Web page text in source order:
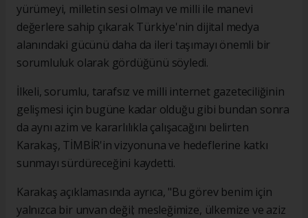
yürümeyi, milletin sesi olmayı ve milli ile manevi
değerlere sahip çıkarak Türkiye'nin dijital medya
alanındaki gücünü daha da ileri taşımayı önemli bir
sorumluluk olarak gördüğünü söyledi.
İlkeli, sorumlu, tarafsız ve milli internet gazeteciliğinin
gelişmesi için bugüne kadar olduğu gibi bundan sonra
da aynı azim ve kararlılıkla çalışacağını belirten
Karakaş, TİMBİR'in vizyonuna ve hedeflerine katkı
sunmayı sürdüreceğini kaydetti.
Karakaş açıklamasında ayrıca, "Bu görev benim için
yalnızca bir unvan değil; mesleğimize, ülkemize ve aziz